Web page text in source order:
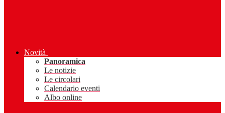
Novità
Panoramica
Le notizie
Le circolari
Calendario eventi
Albo online